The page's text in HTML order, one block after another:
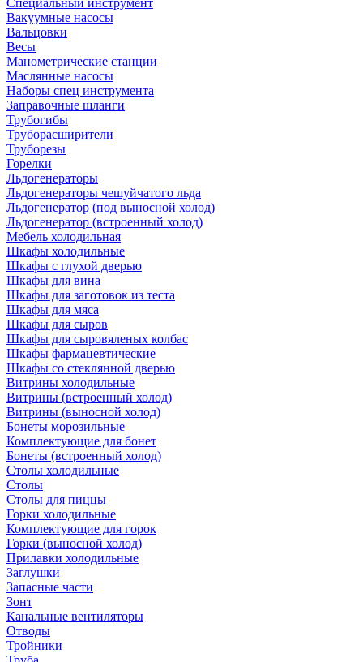
Специальный инструмент
Вакуумные насосы
Вальцовки
Весы
Манометрические станции
Маслянные насосы
Наборы спец инструмента
Заправочные шланги
Трубогибы
Труборасширители
Труборезы
Горелки
Льдогенераторы
Льдогенераторы чешуйчатого льда
Льдогенератор (под выносной холод)
Льдогенератор (встроенный холод)
Мебель холодильная
Шкафы холодильные
Шкафы с глухой дверью
Шкафы для вина
Шкафы для заготовок из теста
Шкафы для мяса
Шкафы для сыров
Шкафы для сыровяленых колбас
Шкафы фармацевтические
Шкафы со стеклянной дверью
Витрины холодильные
Витрины (встроенный холод)
Витрины (выносной холод)
Бонеты морозильные
Комплектующие для бонет
Бонеты (встроенный холод)
Столы холодильные
Столы
Столы для пиццы
Горки холодильные
Комплектующие для горок
Горки (выносной холод)
Прилавки холодильные
Заглушки
Запасные части
Зонт
Канальные вентиляторы
Отводы
Тройники